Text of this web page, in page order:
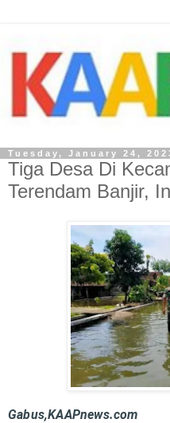
Tuesday, January 24,
Tiga Desa Di
Terendam Banjir,
Gabus,KAAPnews.com